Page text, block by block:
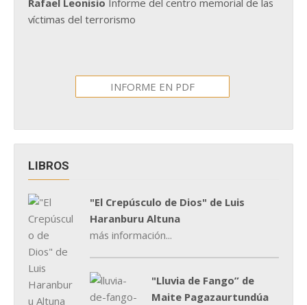
víctimas del terrorismo
INFORME EN PDF
LIBROS
"El Crepúsculo de Dios" de Luis
Haranburu Altuna
más información...
"Lluvia de Fango” de
Maite Pagazaurtundúa